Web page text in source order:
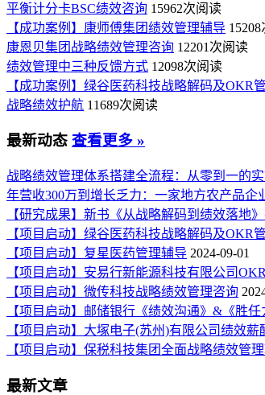
平衡计分卡BSC绩效咨询 15962次阅读
【成功案例】康师傅集团绩效管理辅导
康恩贝集团战略绩效管理咨询 12201次阅读
绩效管理中三种反馈方式 12098次阅读
【成功案例】绿谷医药科技战略解码及OKR
战略绩效护航 11689次阅读
最新动态 查看更多 »
战略绩效管理体系搭建全流程：从零到一的
年营收300万到增长乏力：一家地方农产品企
【研究成果】新书《从战略解码到绩效落地
【项目启动】绿谷医药科技战略解码及OKR
【项目启动】复星医药管理辅导 2024-09-01
【项目启动】安易行新能源科技有限公司
【项目启动】微传科技战略绩效管理咨询
【项目启动】邮储银行《绩效沟通》&《胜
【项目启动】大塚电子(苏州)有限公司绩效薪
【项目启动】保税科技集团全面战略绩效管
最新文章